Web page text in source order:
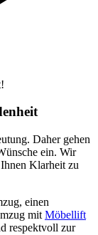
Daher gehen
ein. Wir
Klarheit zu
einen
mit Möbellift
respektvoll zur